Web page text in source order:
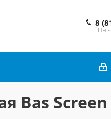
8
Пн -
Bas Screen